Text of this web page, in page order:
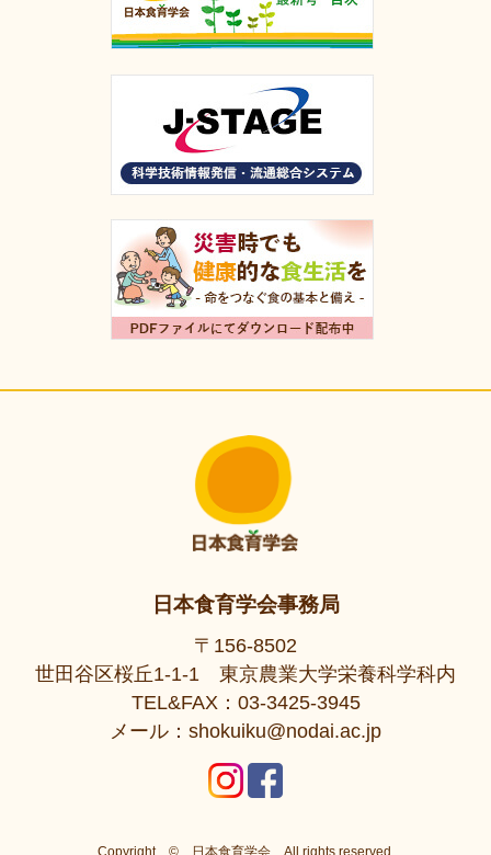
日本食育学会事務局
〒156-8502
世田谷区桜丘1-1-1 東京農業大学栄養科学科内
TEL&FAX：03-3425-3945
メール：shokuiku@nodai.ac.jp
Copyright © 日本食育学会All rights reserved.